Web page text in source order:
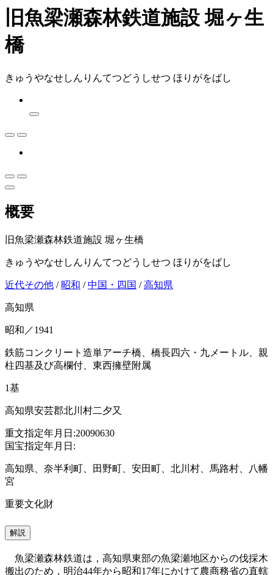
旧魚梁瀬森林鉄道施設 堀ヶ生
橋
きゅうやなせしんりんてつどうしせつ ほりがをばし
概要
旧魚梁瀬森林鉄道施設 堀ヶ生橋
きゅうやなせしんりんてつどうしせつ ほりがをばし
近代その他 / 昭和 /中国・四国 /高知県
高知県
昭和／1941
鉄筋コンクリート造単アーチ橋、橋長四六・九メートル、親
柱四基及び高欄付、東西擁壁附属
1基
高知県安芸郡北川村二夕又
重文指定年月日:20090630
国宝指定年月日:
高知県、奈半利町、田野町、安田町、北川村、馬路村、八幡
宮
重要文化財
解説
魚梁瀬森林鉄道は，高知県東部の魚梁瀬地区からの伐採木
搬出のため，明治44年から昭和17年にかけて農商務省の直轄